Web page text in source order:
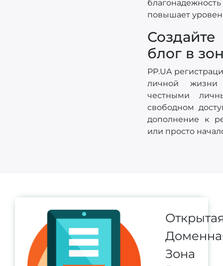
повышает
блог в
PP.UA
личной
честными
свободном
дополнение к
или просто
Зона